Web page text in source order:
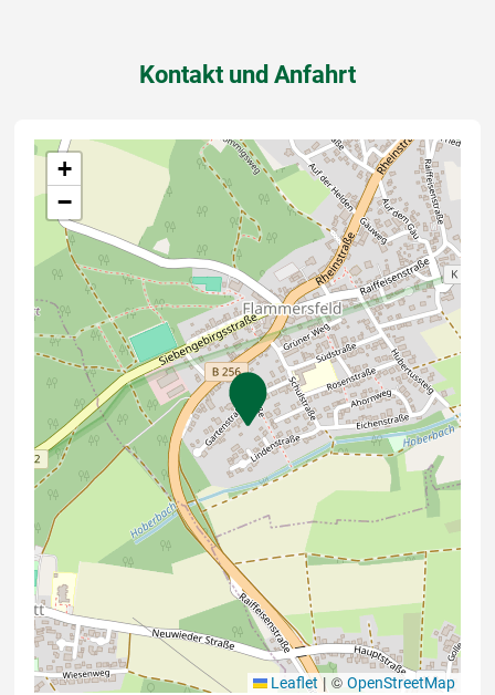
Kontakt und Anfahrt
+
−
Leaflet | © OpenStreetMap